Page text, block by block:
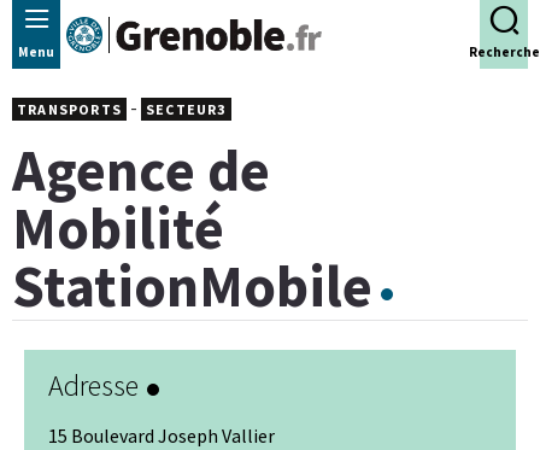
Panneau de gestion des cookies
Menu Recherche
Agence de
Mobilité
StationMobile
TRANSPORTS - SECTEUR3
Adresse
15 Boulevard Joseph Vallier